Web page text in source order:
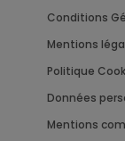
Conditions
Mentions
Politique
Données
Mentions